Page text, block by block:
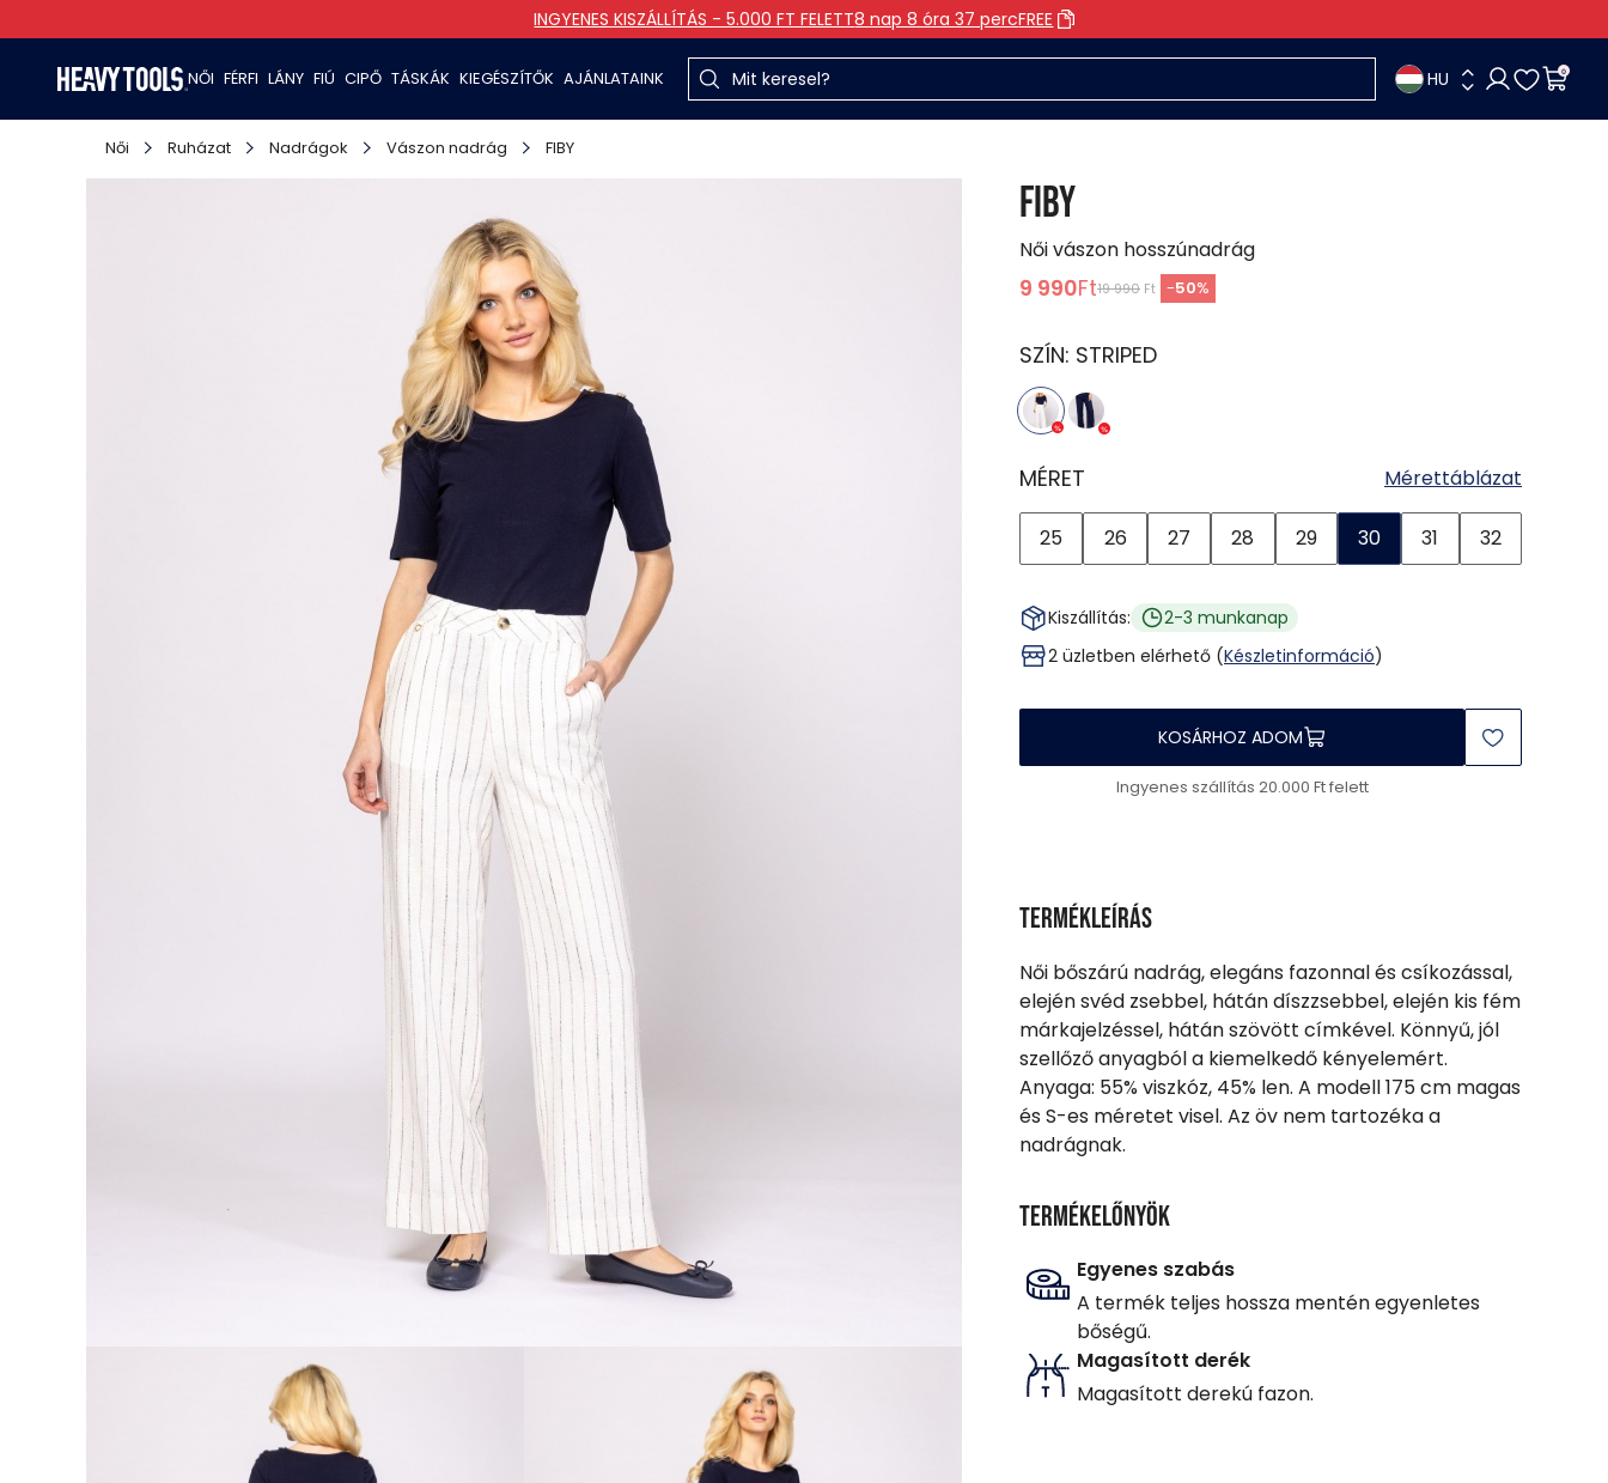
INGYENES KISZÁLLÍTÁS - 5.000 FT FELETT8 nap 8 óra 37 percFREE
NŐI FÉRFI LÁNY FIÚ CIPŐ TÁSKÁK KIEGÉSZÍTŐK AJÁNLATAINK HU 0
Női Ruházat Nadrágok Vászon nadrág FIBY
FIBY
Női vászon hosszúnadrág
9 990Ft19 990 Ft -50%
SZÍN: STRIPED
MÉRET Mérettáblázat
25 26 27 28 29 30 31 32
Kiszállítás:
2-3 munkanap
2 üzletben elérhető (Készletinformáció)
KOSÁRHOZ ADOM
Ingyenes szállítás 20.000 Ft felett
Termékleírás
Női bőszárú nadrág, elegáns fazonnal és csíkozással,
elején svéd zsebbel, hátán díszzsebbel, elején kis fém
márkajelzéssel, hátán szövött címkével. Könnyű, jól
szellőző anyagból a kiemelkedő kényelemért.
Anyaga: 55% viszkóz, 45% len. A modell 175 cm magas
és S-es méretet visel. Az öv nem tartozéka a
nadrágnak.
Termékelőnyök
Egyenes szabás
A termék teljes hossza mentén egyenletes
bőségű.
Magasított derék
Magasított derekú fazon.